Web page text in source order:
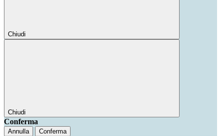
Chiudi
Chiudi
Conferma
Annulla Conferma